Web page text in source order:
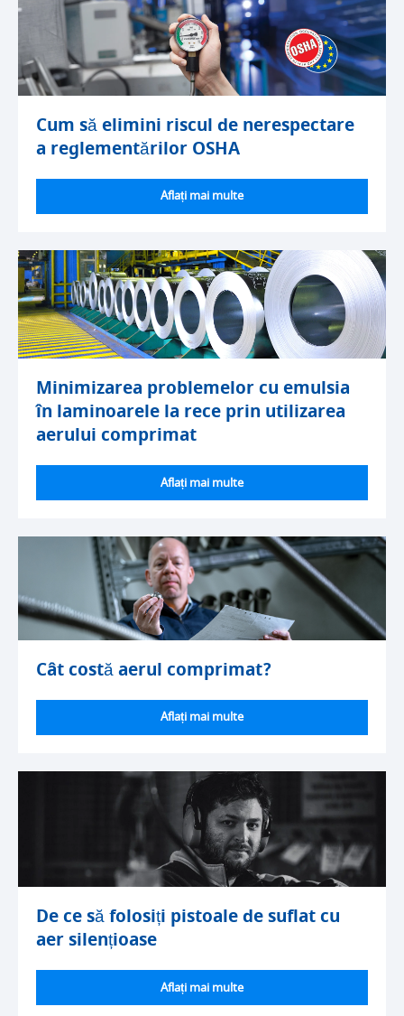
Cum să elimini riscul de nerespectare
a reglementărilor OSHA
Aflați mai multe
Minimizarea problemelor cu emulsia
în laminoarele la rece prin utilizarea
aerului comprimat
Aflați mai multe
Cât costă aerul comprimat?
Aflați mai multe
De ce să folosiți pistoale de suflat cu
aer silențioase
Aflați mai multe